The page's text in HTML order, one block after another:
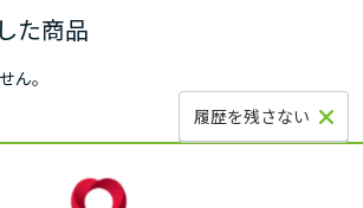
た商品
ん。
履歴を残さない